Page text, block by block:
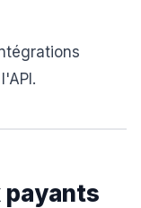
payants